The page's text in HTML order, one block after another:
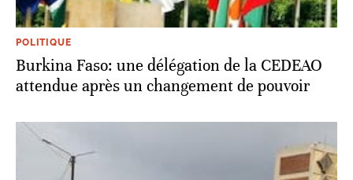
POLITIQUE
Burkina Faso: une délégation de la CEDEAO
attendue après un changement de pouvoir